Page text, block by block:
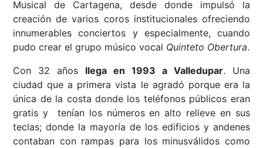
Musical de Cartagena, desde donde impulsó la
creación de varios coros institucionales ofreciendo
innumerables conciertos y especialmente, cuando
pudo crear el grupo músico vocal Quinteto Obertura.
Con 32 años llega en 1993 a Valledupar. Una
ciudad que a primera vista le agradó porque era la
única de la costa donde los teléfonos públicos eran
gratis y tenían los números en alto relieve en sus
teclas; donde la mayoría de los edificios y andenes
contaban con rampas para los minusválidos como